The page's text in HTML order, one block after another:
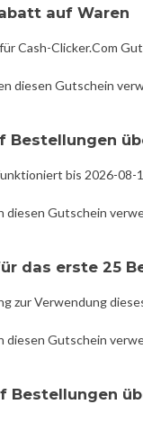
auf Waren
Cash-Clicker.Com
diesen Gutschein
Bestellungen
bis 2026-08-
diesen Gutschein
das erste 25
zur Verwendung
diesen Gutschein
Bestellungen